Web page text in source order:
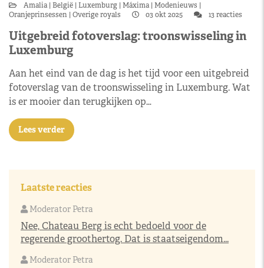
Amalia België Luxemburg Máxima Modenieuws
Oranjeprinsessen Overige royals 03 okt 2025 13 reacties
Uitgebreid fotoverslag: troonswisseling in
Luxemburg
Aan het eind van de dag is het tijd voor een uitgebreid
fotoverslag van de troonswisseling in Luxemburg. Wat
is er mooier dan terugkijken op…
Lees verder
Laatste reacties
Moderator Petra
Nee, Chateau Berg is echt bedoeld voor de
regerende groothertog. Dat is staatseigendom...
Moderator Petra